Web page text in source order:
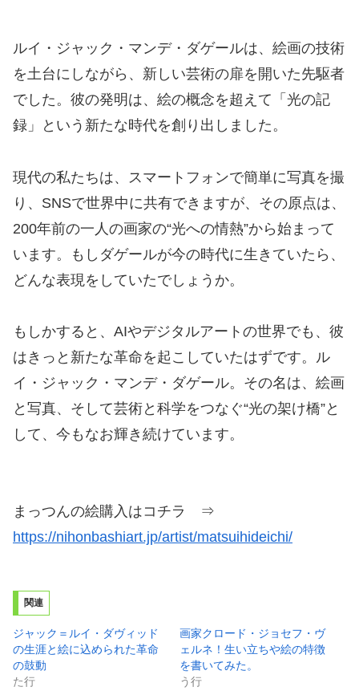
ルイ・ジャック・マンデ・ダゲールは、絵画の技術
を土台にしながら、新しい芸術の扉を開いた先駆者
でした。彼の発明は、絵の概念を超えて「光の記
録」という新たな時代を創り出しました。
現代の私たちは、スマートフォンで簡単に写真を撮
り、SNSで世界中に共有できますが、その原点は、
200年前の一人の画家の“光への情熱”から始まって
います。もしダゲールが今の時代に生きていたら、
どんな表現をしていたでしょうか。
もしかすると、AIやデジタルアートの世界でも、彼
はきっと新たな革命を起こしていたはずです。ル
イ・ジャック・マンデ・ダゲール。その名は、絵画
と写真、そして芸術と科学をつなぐ“光の架け橋”と
して、今もなお輝き続けています。
まっつんの絵購入はコチラ ⇒
https://nihonbashiart.jp/artist/matsuihideichi/
関連
ジャック＝ルイ・ダヴィッド
の生涯と絵に込められた革命
の鼓動
た行
画家クロード・ジョセフ・ヴ
ェルネ！生い立ちや絵の特徴
を書いてみた。
う行